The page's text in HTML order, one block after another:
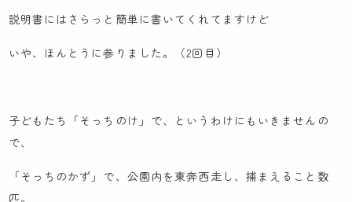
説明書にはさらっと簡単に書いてくれてますけど
いや、ほんとうに参りました。（2回目）
子どもたち「そっちのけ」で、というわけにもいきませんの
で、
「そっちのかず」で、公園内を東奔西走し、捕まえること数
匹。